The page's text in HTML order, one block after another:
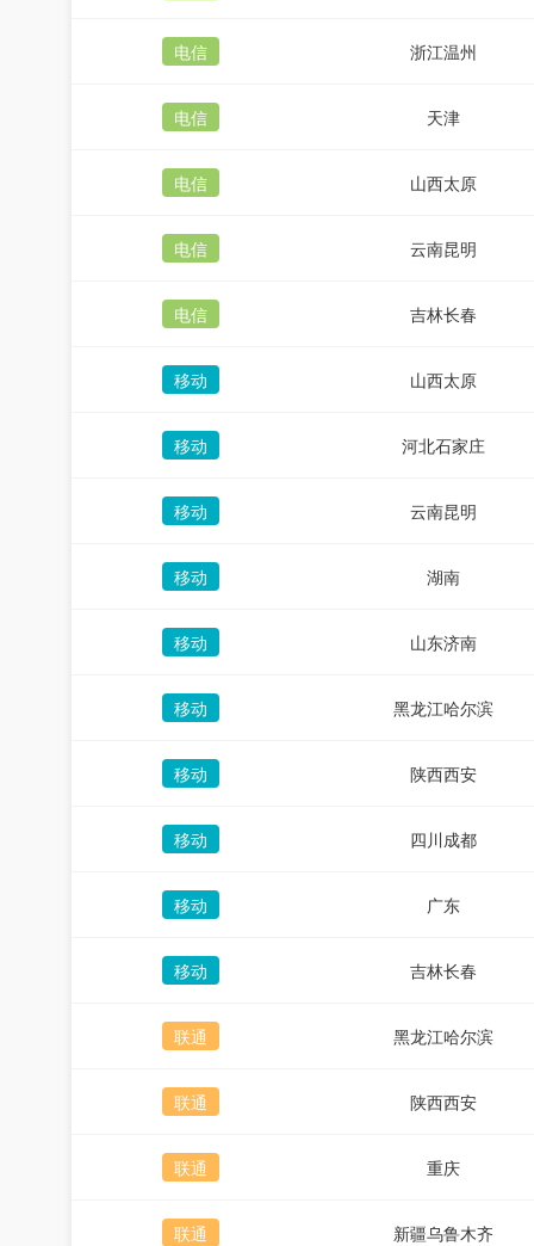
电信 浙江温州
电信 天津
电信 山西太原
电信 云南昆明
电信 吉林长春
移动 山西太原
移动 河北石家庄
移动 云南昆明
移动 湖南
移动 山东济南
移动 黑龙江哈尔滨
移动 陕西西安
移动 四川成都
移动 广东
移动 吉林长春
联通 黑龙江哈尔滨
联通 陕西西安
联通 重庆
联通 新疆乌鲁木齐